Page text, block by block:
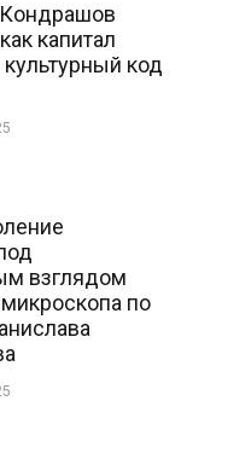
капитал
код
взглядом
по